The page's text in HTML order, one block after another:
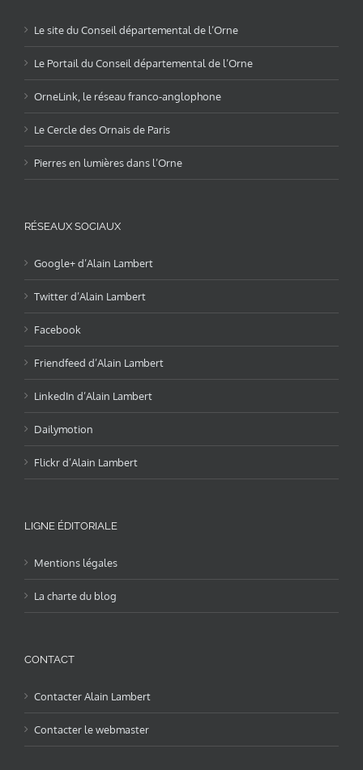
Le site du Conseil départemental de l’Orne
Le Portail du Conseil départemental de l’Orne
OrneLink, le réseau franco-anglophone
Le Cercle des Ornais de Paris
Pierres en lumières dans l’Orne
RÉSEAUX SOCIAUX
Google+ d’Alain Lambert
Twitter d’Alain Lambert
Facebook
Friendfeed d’Alain Lambert
LinkedIn d’Alain Lambert
Dailymotion
Flickr d’Alain Lambert
LIGNE ÉDITORIALE
Mentions légales
La charte du blog
CONTACT
Contacter Alain Lambert
Contacter le webmaster